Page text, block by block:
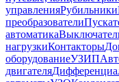
управленияРубильники
преобразователи
автоматика
нагрузкиКонтакторы
оборудованиеУЗИП
двигателя